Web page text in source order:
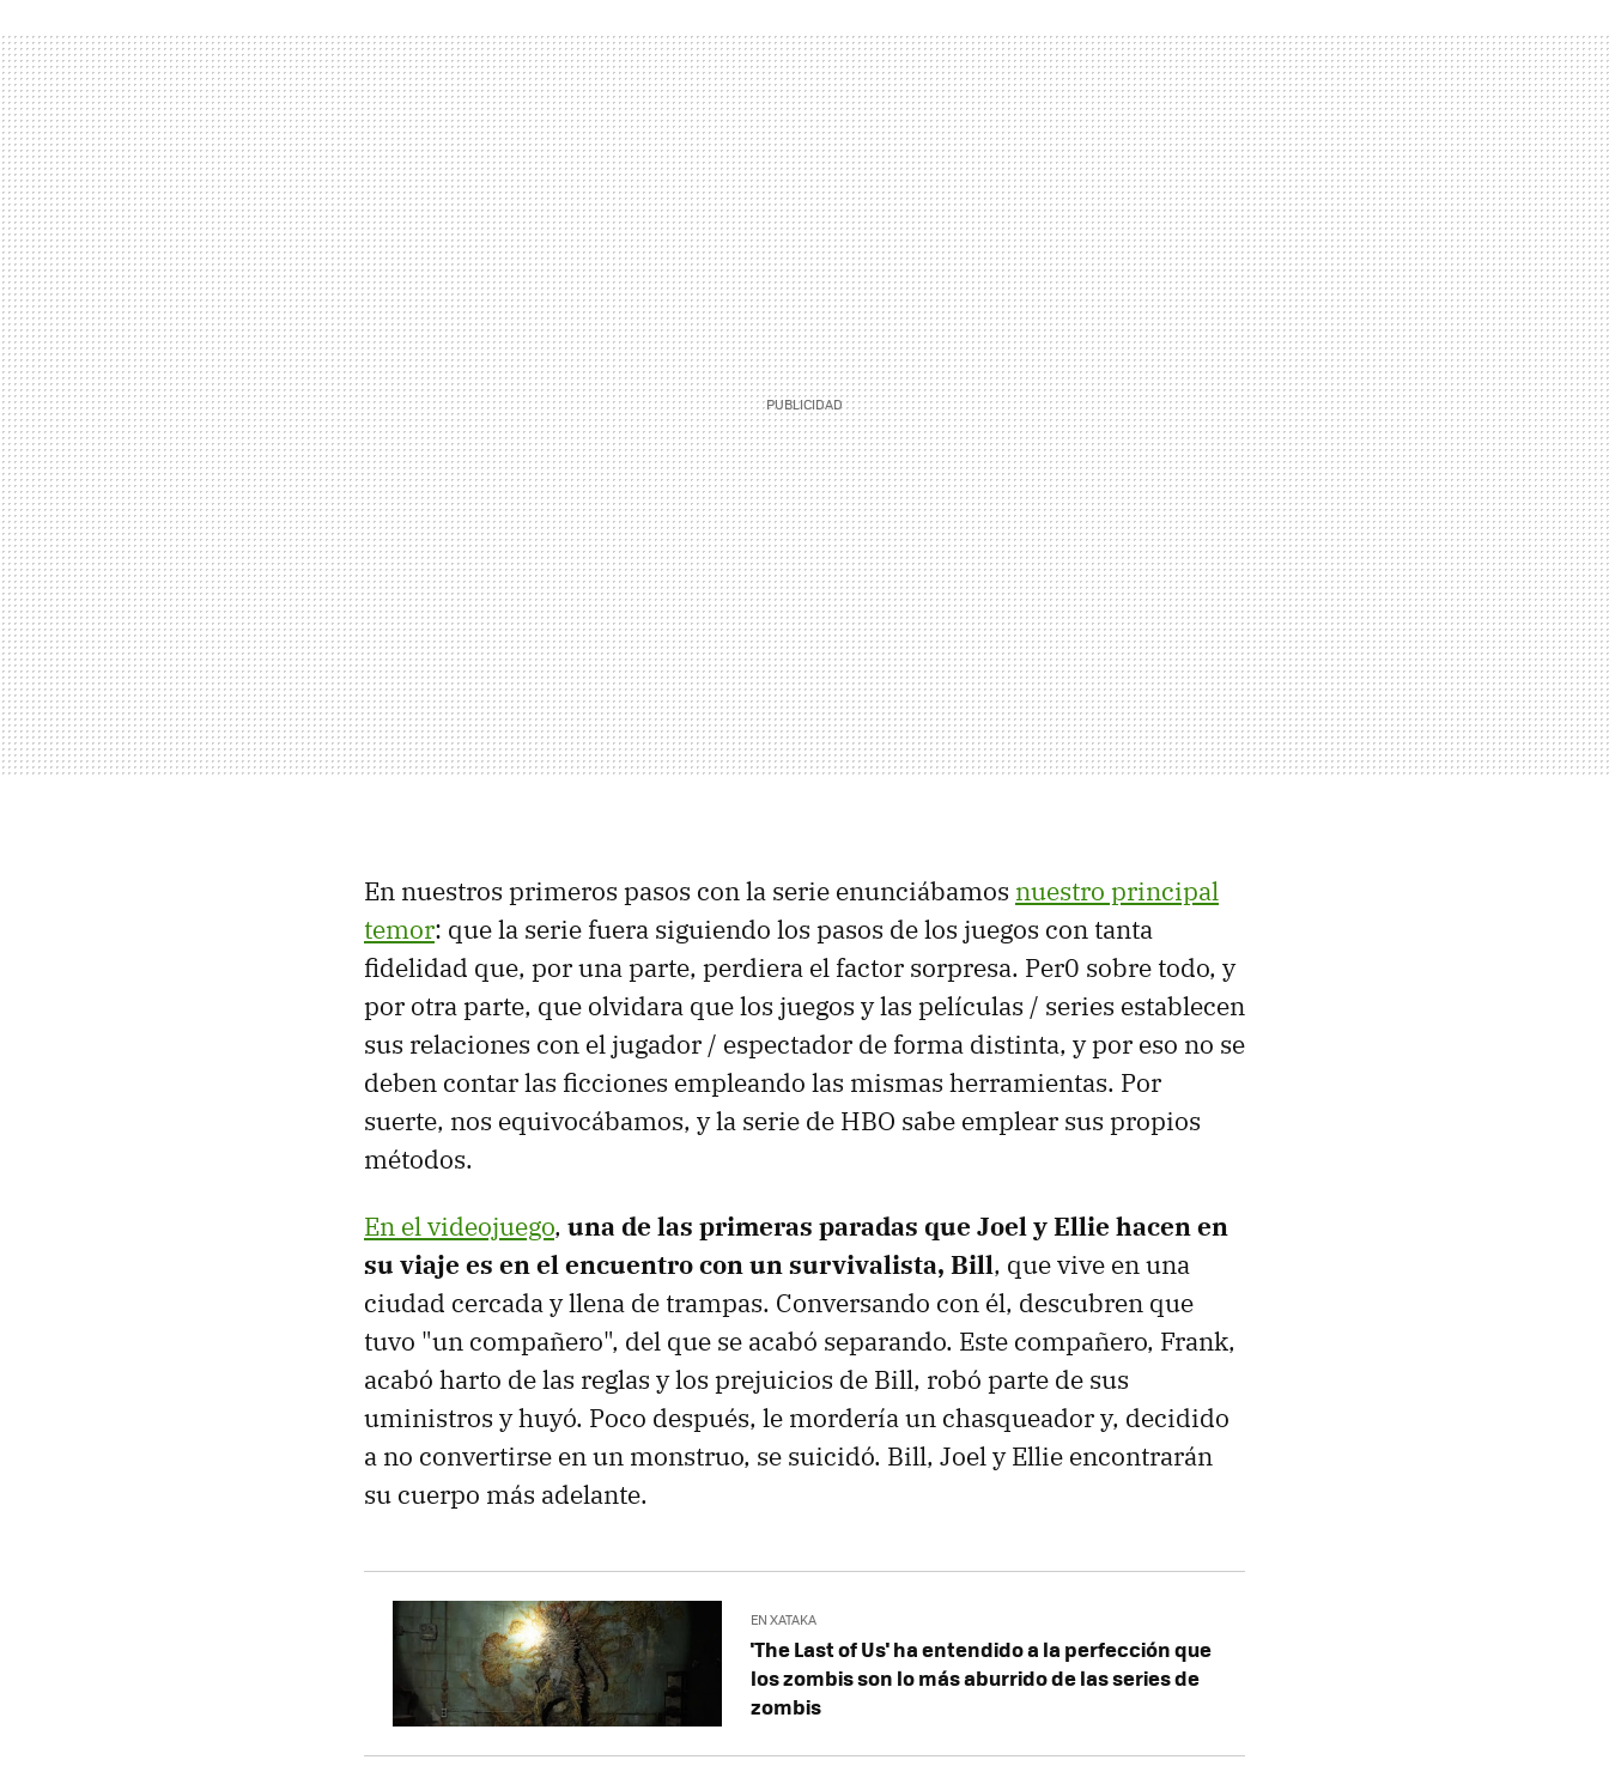
En nuestros primeros pasos con la serie enunciábamos nuestro principal
temor: que la serie fuera siguiendo los pasos de los juegos con tanta
fidelidad que, por una parte, perdiera el factor sorpresa. Per0 sobre todo, y
por otra parte, que olvidara que los juegos y las películas / series establecen
sus relaciones con el jugador / espectador de forma distinta, y por eso no se
deben contar las ficciones empleando las mismas herramientas. Por
suerte, nos equivocábamos, y la serie de HBO sabe emplear sus propios
métodos.
En el videojuego, una de las primeras paradas que Joel y Ellie hacen en
su viaje es en el encuentro con un survivalista, Bill, que vive en una
ciudad cercada y llena de trampas. Conversando con él, descubren que
tuvo "un compañero", del que se acabó separando. Este compañero, Frank,
acabó harto de las reglas y los prejuicios de Bill, robó parte de sus
uministros y huyó. Poco después, le mordería un chasqueador y, decidido
a no convertirse en un monstruo, se suicidó. Bill, Joel y Ellie encontrarán
su cuerpo más adelante.
EN XATAKA
'The Last of Us' ha entendido a la perfección que
los zombis son lo más aburrido de las series de
zombis